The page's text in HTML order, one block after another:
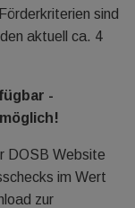
sind
aktuell ca. 4
-
DOSB Website
im Wert
zur